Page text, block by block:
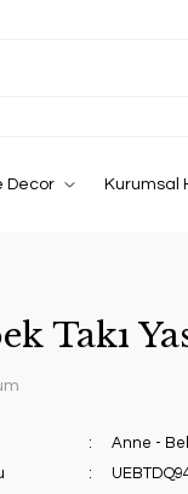
Decor Kurumsal
Takı
Anne -